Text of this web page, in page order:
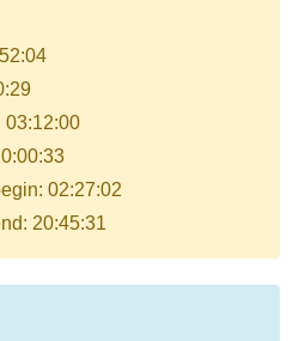
03:12:00
02:27:02
20:45:31